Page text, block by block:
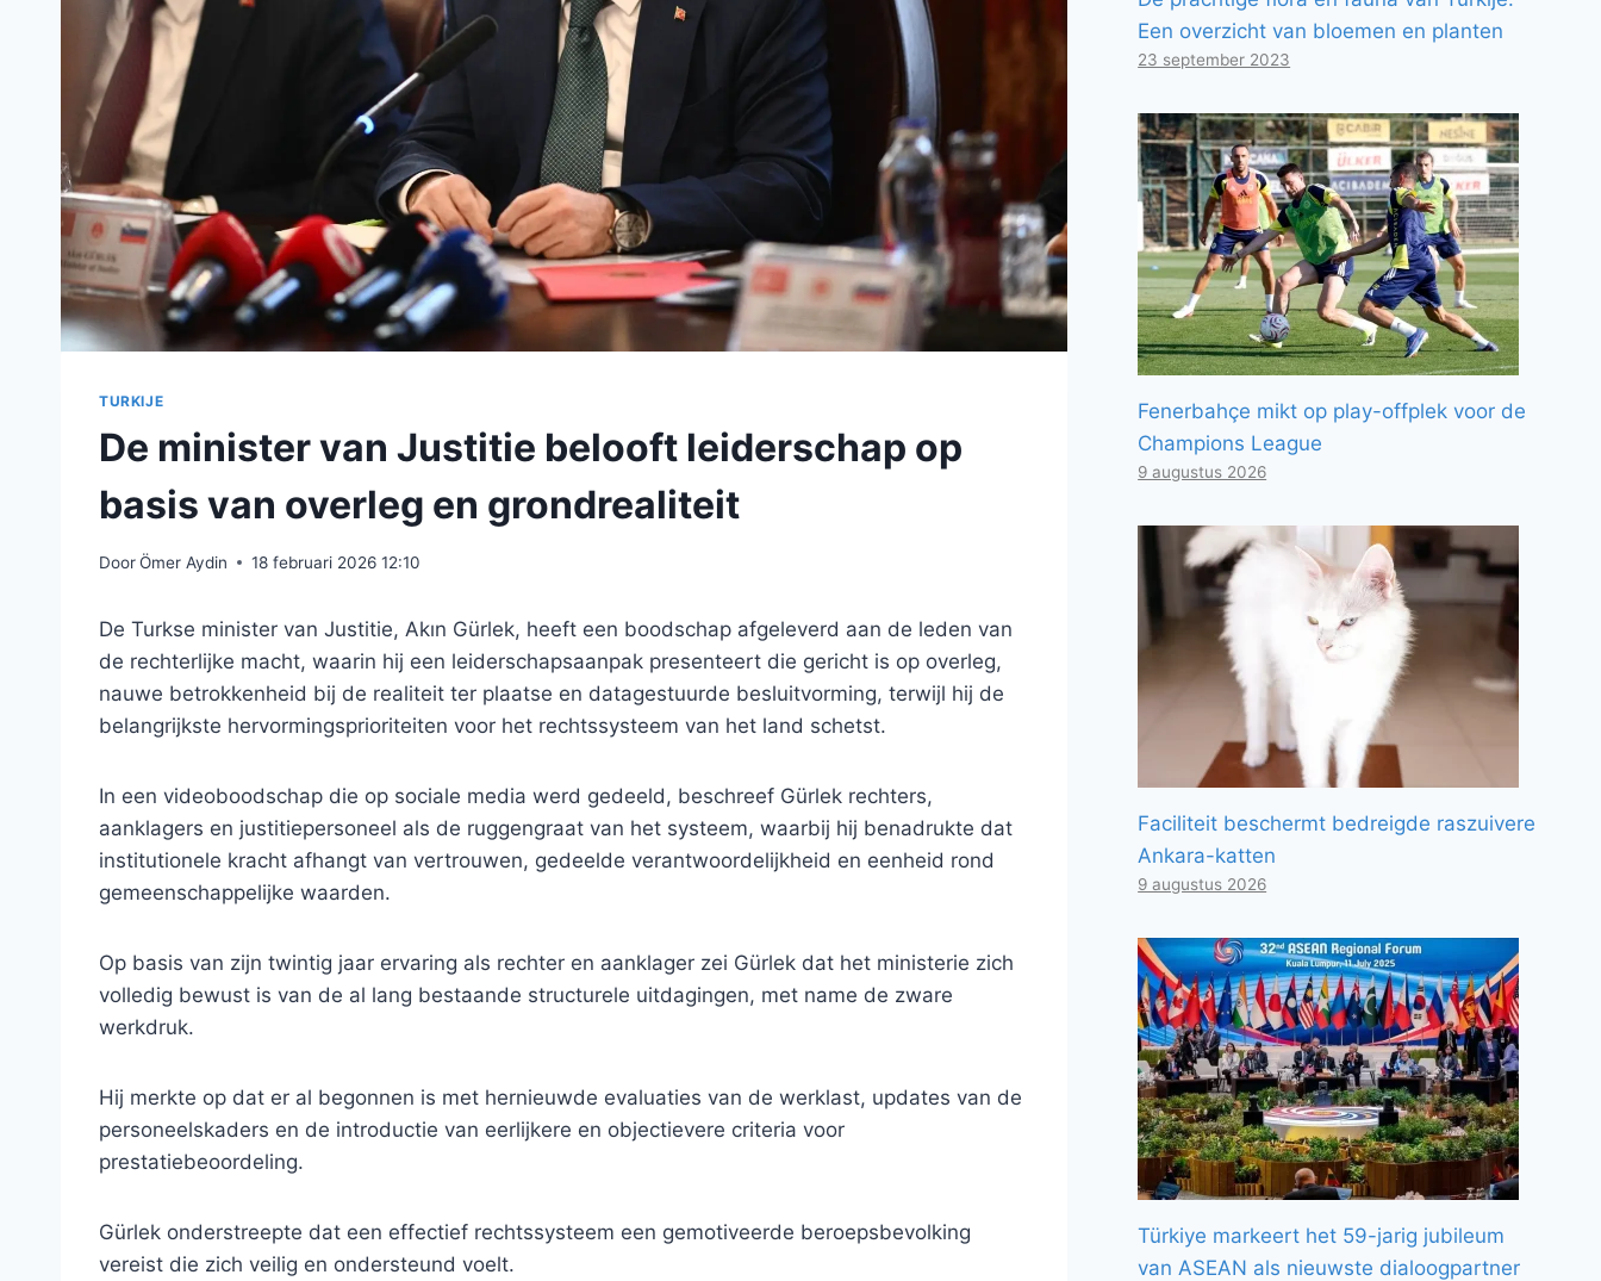
TURKIJE
De minister van Justitie belooft leiderschap op
basis van overleg en grondrealiteit
DoorÖmer Aydin 18 februari 2026 12:10
De Turkse minister van Justitie, Akın Gürlek, heeft een boodschap afgeleverd aan de leden van
de rechterlijke macht, waarin hij een leiderschapsaanpak presenteert die gericht is op overleg,
nauwe betrokkenheid bij de realiteit ter plaatse en datagestuurde besluitvorming, terwijl hij de
belangrijkste hervormingsprioriteiten voor het rechtssysteem van het land schetst.
In een videoboodschap die op sociale media werd gedeeld, beschreef Gürlek rechters,
aanklagers en justitiepersoneel als de ruggengraat van het systeem, waarbij hij benadrukte dat
institutionele kracht afhangt van vertrouwen, gedeelde verantwoordelijkheid en eenheid rond
gemeenschappelijke waarden.
Op basis van zijn twintig jaar ervaring als rechter en aanklager zei Gürlek dat het ministerie zich
volledig bewust is van de al lang bestaande structurele uitdagingen, met name de zware
werkdruk.
Hij merkte op dat er al begonnen is met hernieuwde evaluaties van de werklast, updates van de
personeelskaders en de introductie van eerlijkere en objectievere criteria voor
prestatiebeoordeling.
Gürlek onderstreepte dat een effectief rechtssysteem een ​​gemotiveerde beroepsbevolking
vereist die zich veilig en ondersteund voelt.
Een overzicht van bloemen en planten
23 september 2023
Fenerbahçe mikt op play-offplek voor de
Champions League
9 augustus 2026
Faciliteit beschermt bedreigde raszuivere
Ankara-katten
9 augustus 2026
Türkiye markeert het 59-jarig jubileum
van ASEAN als nieuwste dialoogpartner